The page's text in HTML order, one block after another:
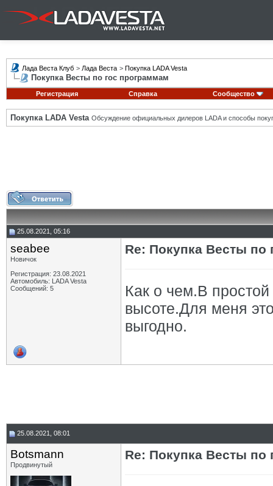
Лада Веста Клуб > Лада Веста > Покупка LADA Vesta
Покупка Весты по гос программам
Регистрация Справка Сообщество
Покупка LADA Vesta Обсуждение официальных дилеров LADA и способы
25.08.2021, 05:16
seabee
Новичок
Регистрация: 23.08.2021
Автомобиль: LADA Vesta
Сообщений: 5
Re: Покупка Весты по
Как о чем.В простой
высоте.Для меня
выгодно.
25.08.2021, 08:01
Botsmann
Продвинутый
Re: Покупка Весты по